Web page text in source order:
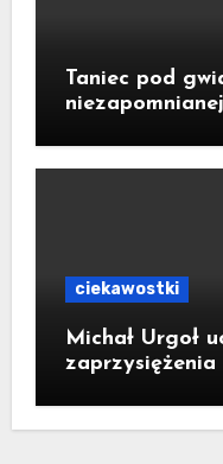
Taniec pod
ciekawostki
Michał Urgoł